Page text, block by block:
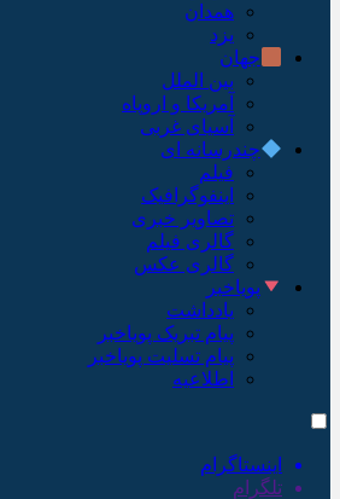
همدان
یزد
جهان
بین الملل
آمریکا و اروپاه
آسیای غربی
چندرسانه ای
فیلم
اینفوگرافیک
تصاویر خبری
گالری فیلم
گالری عکس
پویاخبر
یادداشت
پیام تبریک پویاخبر
پیام تسلیت پویاخبر
اطلاعیه
اینستاگرام
تلگرام